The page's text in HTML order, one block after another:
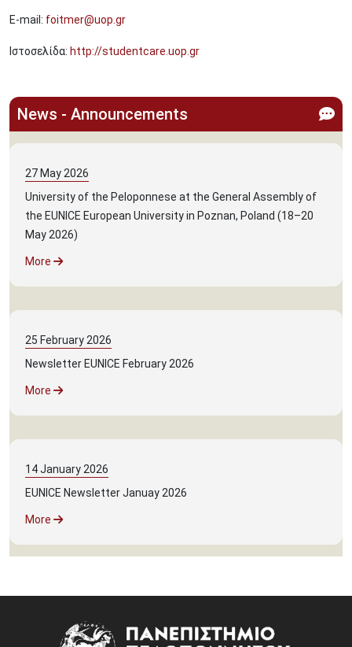
E-mail: foitmer@uop.gr
Ιστοσελίδα: http://studentcare.uop.gr
News - Announcements
27 May2026
University of the Peloponnese at the General Assembly of
the EUNICE European University in Poznan, Poland (18–20
May 2026)
More
25 February2026
Newsletter EUNICE February 2026
More
14January2026
EUNICE Newsletter Januay 2026
More